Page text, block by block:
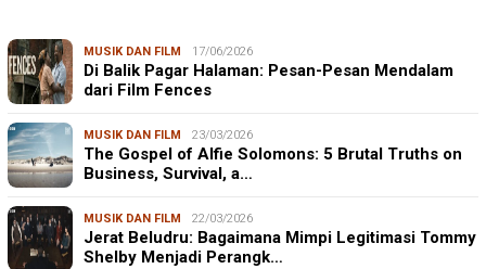
MUSIK DAN FILM 17/06/2026
Di Balik Pagar Halaman: Pesan-Pesan Mendalam
dari Film Fences
MUSIK DAN FILM 23/03/2026
The Gospel of Alfie Solomons: 5 Brutal Truths on
Business, Survival, a…
MUSIK DAN FILM 22/03/2026
Jerat Beludru: Bagaimana Mimpi Legitimasi Tommy
Shelby Menjadi Perangk…